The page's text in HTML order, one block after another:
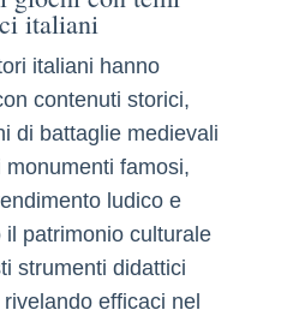
italiani
italiani hanno
contenuti storici,
di battaglie medievali
famosi,
ludico e
il patrimonio culturale
strumenti didattici
efficaci nel